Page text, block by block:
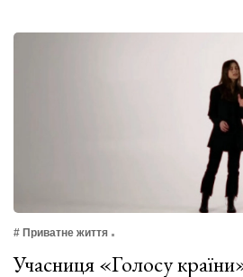
# Приватне життя
Учасниця «Голосу